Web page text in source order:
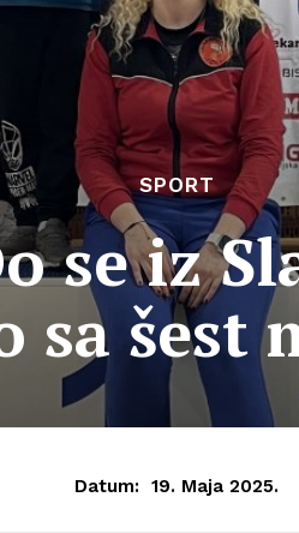
SPORT
se iz
sa šest
Datum: 19. Maja 2025.